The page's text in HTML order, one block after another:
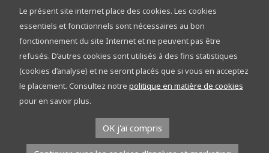
Blog
Conseil Provincial
Espace Presse
Travailler à la Province de
Namur
Cours d’eau
Culture & loisirs
Enseignement
Santé & lien social
Supracommunalité
Le présent site internet place des cookies. Les cookies
essentiels et fonctionnels sont nécessaires au bon
fonctionnement du site Internet et ne peuvent pas être
refusés. D’autres cookies sont utilisés à des fins statistiques
(cookies d’analyse) et ne seront placés que si vous en acceptez
le placement. Consultez notre politique en matière de cookies
pour en savoir plus.
OK j'ai compris